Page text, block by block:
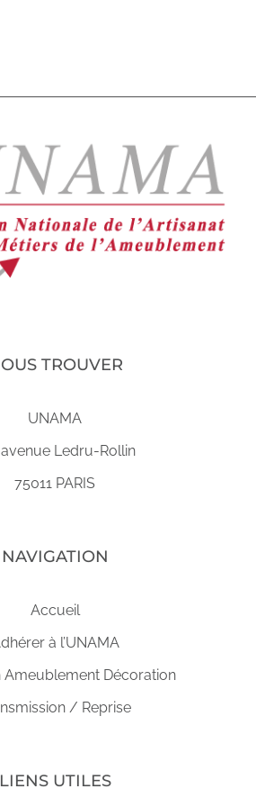
TROUVER
UNAMA
avenue Ledru-Rollin
75011 PARIS
NAVIGATION
Accueil
à l’UNAMA
Ameublement Décoration
/ Reprise
LIENS UTILES